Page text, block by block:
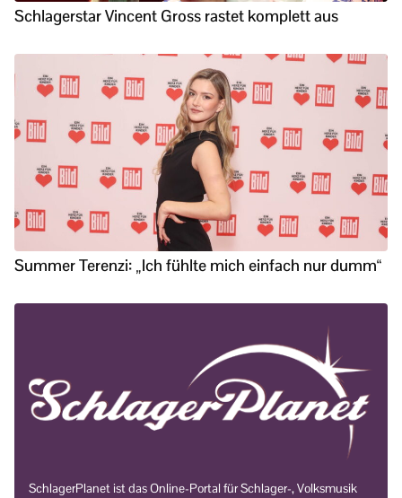
Schlagerstar Vincent Gross rastet komplett aus
Summer Terenzi: „Ich fühlte mich einfach nur dumm“
SchlagerPlanet ist das Online-Portal für Schlager-, Volksmusik